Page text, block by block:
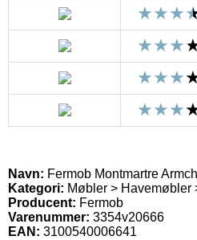
Navn: Fermob Montmartre
Kategori: Møbler > Havemøbler
Producent: Fermob
Varenummer: 3354v20666
EAN: 3100540006641